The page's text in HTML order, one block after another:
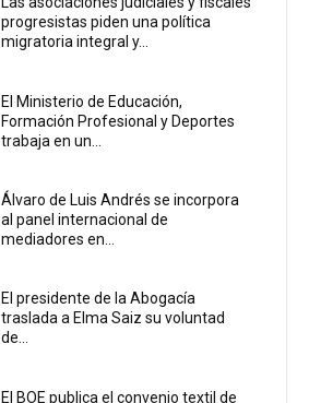
progresistas piden una política
migratoria integral y...
El Ministerio de Educación,
Formación Profesional y Deportes
trabaja en un...
Álvaro de Luis Andrés se incorpora
al panel internacional de
mediadores en...
El presidente de la Abogacía
traslada a Elma Saiz su voluntad
de...
El BOE publica el convenio textil de